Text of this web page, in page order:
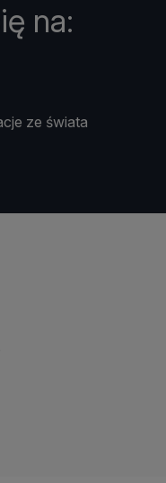
na:
ze świata